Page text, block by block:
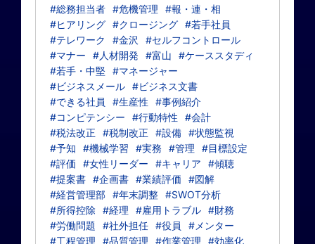
#総務担当者 #危機管理
#報・連・相
#ヒアリング #クロージング #若手社員
#テレワーク
#金沢
#セルフコントロール
#マナー
#人材開発 #富山
#ケーススタディ
#若手・中堅 #マネージャー
#ビジネスメール #ビジネス文書
#できる社員
#生産性
#事例紹介
#コンピテンシー
#行動特性
#会計
#税法改正
#税制改正 #設備 #状態監視
#予知
#機械学習 #実務 #管理
#目標設定
#評価
#女性リーダー #キャリア
#傾聴
#提案書 #企画書 #業績評価
#図解
#経営管理部 #年末調整 #SWOT分析
#所得控除
#経理 #雇用トラブル #財務
#労働問題
#社外担任 #役員
#メンター
#工程管理
#品質管理 #作業管理
#効率化